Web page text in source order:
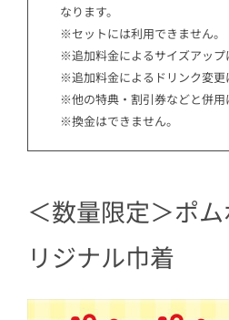
なります。
※セットには利用できません。
※追加料金によるサイズアップ
※追加料金によるドリンク変更
※他の特典・割引券などと併用
※換金はできません。
＜数量限定＞ポ
リジナル巾着